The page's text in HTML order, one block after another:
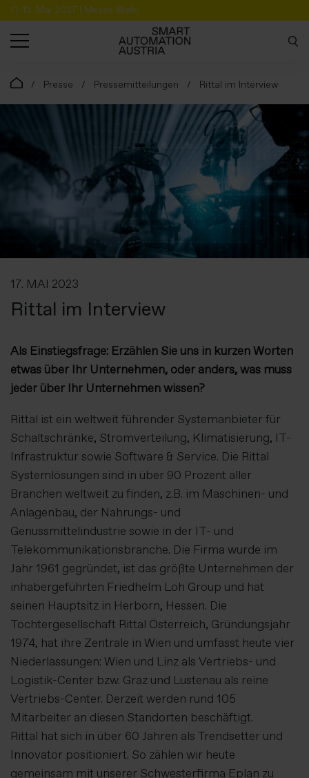
11.-13. Mai 2027 | Messe Wels
Presse Pressemitteilungen Rittal im Interview
17. MAI 2023
Rittal im Interview
Als Einstiegsfrage: Erzählen Sie uns in kurzen Worten
etwas über Ihr Unternehmen, oder anders, was muss
jeder über Ihr Unternehmen wissen?
Rittal ist ein weltweit führender Systemanbieter für
Schaltschränke, Stromverteilung, Klimatisierung, IT-
Infrastruktur sowie Software & Service. Die Rittal
Systemlösungen sind in über 90 Prozent aller
Branchen weltweit zu finden, z.B. im Maschinen- und
Anlagenbau, der Nahrungs- und
Genussmittelindustrie sowie in der IT- und
Telekommunikationsbranche. Die Firma wurde im
Jahr 1961 gegründet, ist das größte Unternehmen der
inhabergeführten Friedhelm Loh Group und hat
seinen Hauptsitz in Herborn, Hessen. Die
Tochtergesellschaft Rittal Österreich, Gründungsjahr
1974, hat ihre Zentrale in Wien und umfasst heute vier
Niederlassungen: Wien und Linz als Vertriebs- und
Logistik-Center bzw. Graz und Lustenau als reine
Vertriebs-Center. Derzeit werden rund 105
Mitarbeiter an diesen Standorten beschäftigt.
Rittal hat sich in über 60 Jahren als Trendsetter und
Innovator positioniert. So zählen wir heute
gemeinsam mit unserer Schwesterfirma Eplan zu